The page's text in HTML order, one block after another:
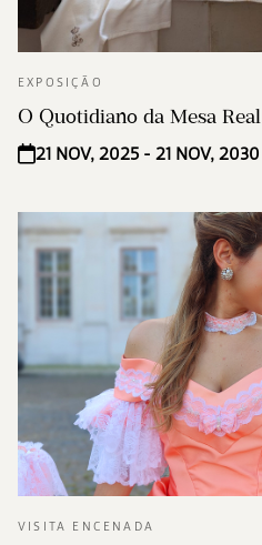
EXPOSIÇÃO
O Quotidiano da Mesa Real
21 NOV, 2025 - 21 NOV, 2030
VISITA ENCENADA